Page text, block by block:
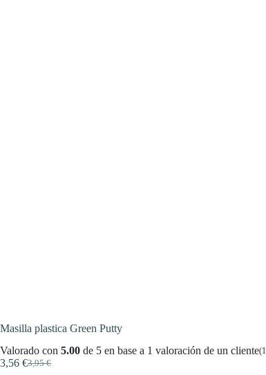
Masilla plastica Green Putty
Valorado con 5.00 de 5 en base a 1 valoración de un cliente(1
3,95€
El
3,56 €El